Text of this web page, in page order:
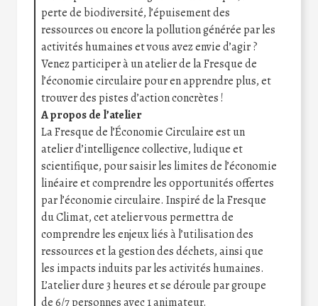
perte de biodiversité, l’épuisement des
ressources ou encore la pollution générée par les
activités humaines et vous avez envie d’agir ?
Venez participer à un atelier de la Fresque de
l’économie circulaire pour en apprendre plus, et
trouver des pistes d’action concrètes !
A propos de l’atelier
La Fresque de l’Économie Circulaire est un
atelier d’intelligence collective, ludique et
scientifique, pour saisir les limites de l’économie
linéaire et comprendre les opportunités offertes
par l’économie circulaire. Inspiré de la Fresque
du Climat, cet atelier vous permettra de
comprendre les enjeux liés à l’utilisation des
ressources et la gestion des déchets, ainsi que
les impacts induits par les activités humaines.
L’atelier dure 3 heures et se déroule par groupe
de 6/7 personnes avec 1 animateur.